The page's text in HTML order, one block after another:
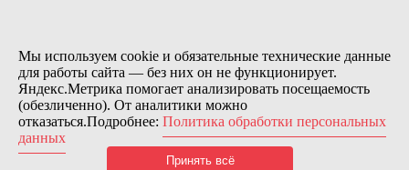
Контакты
Заказов сегодня / Всего
11173
Нас можно найти тут:
© 2026 Motor Components. Все права защищены
Мы используем cookie и обязательные технические данные
для работы сайта — без них он не функционирует.
Яндекс.Метрика помогает анализировать посещаемость
(обезличенно). От аналитики можно
отказаться.Подробнее: Политика обработки персональных
данных
Принять всё